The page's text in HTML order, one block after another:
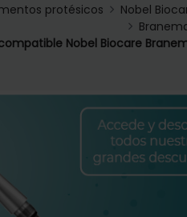
protésicos
Nobel
compatible Nobel Biocare